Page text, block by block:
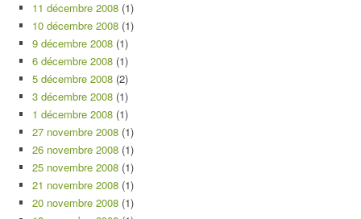
11 décembre 2008 (1)
10 décembre 2008 (1)
9 décembre 2008 (1)
6 décembre 2008 (1)
5 décembre 2008 (2)
3 décembre 2008 (1)
1 décembre 2008 (1)
27 novembre 2008 (1)
26 novembre 2008 (1)
25 novembre 2008 (1)
21 novembre 2008 (1)
20 novembre 2008 (1)